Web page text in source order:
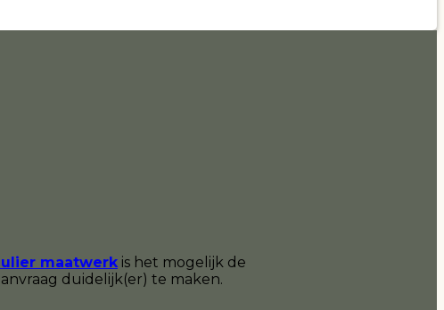
maatwerk is het mogelijk de
duidelijk(er) te maken.